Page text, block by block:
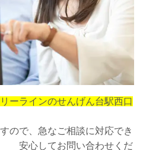
ーラインのせんげん台駅西口
ので、急なご相談に対応でき
安心してお問い合わせくだ